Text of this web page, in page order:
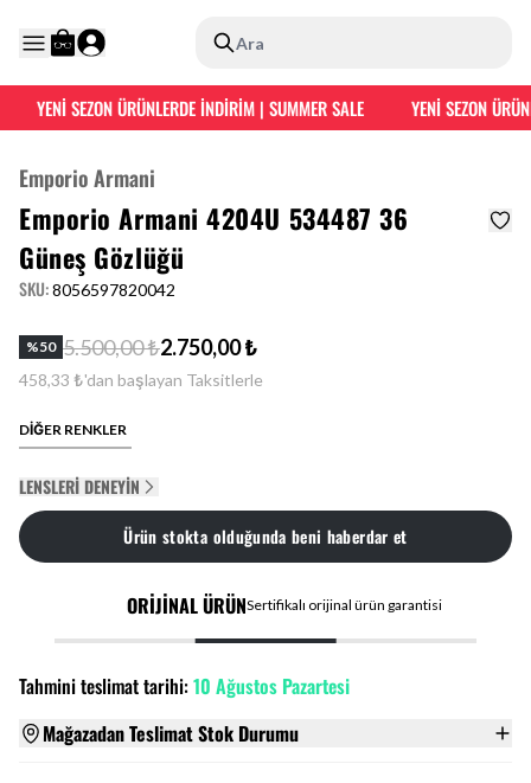
Ara
YENİ SEZON ÜRÜNLERDE İNDİRİM | SUMMER SALE YENİ SEZON
Emporio Armani
Emporio Armani 4204U 534487 36
Güneş Gözlüğü
SKU:8056597820042
%50 5.500,00 ₺2.750,00 ₺
458,33 ₺'dan başlayan Taksitlerle
DİĞER RENKLER
LENSLERI DENEYIN
Ürün stokta olduğunda beni haberdar et
ORİJİNAL ÜRÜNSertifikalı orijinal ürün garantisi
Tahmini teslimat tarihi:10 Ağustos Pazartesi
Mağazadan Teslimat Stok Durumu